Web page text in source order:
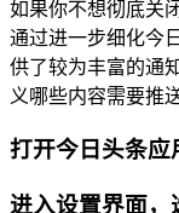
如果你不想彻底关
通过进一步细化今
供了较为丰富的通
义哪些内容需要推
打开今日头条应
进入设置界面，